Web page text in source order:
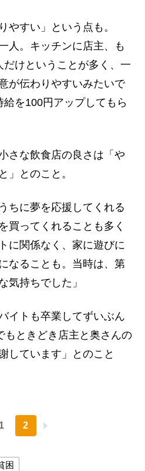
すい」という点も。
人。キッチンに店主、も
だけということが多く、一
が伝わりやすいみたいで
給を100円アップしてもら
さな飲食店の良さは「や
」とのこと。
ちに夢を応援してくれる
買ってくれることも多く
に関係なく、家に遊びに
なることも。当時は、第
気持ちでした」
イトも卒業してずいぶん
もときどき店主と奥さんの
しています」とのこと
1 2
困